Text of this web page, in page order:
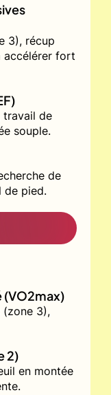
3), récup
accélérer fort
travail de
souple.
de
de pied.
(VO2max)
(zone 3),
2)
en montée